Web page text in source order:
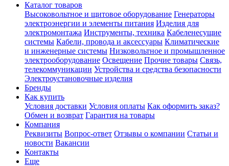
Каталог товаров
Высоковольтное и щитовое оборудование Генераторы
электроэнергии и элементы питания Изделия для
электромонтажа Инструменты, техника Кабеленесущие
системы Кабели, провода и аксессуары Климатические
и инженерные системы Низковольтное и промышленное
электрооборудование Освещение Прочие товары Связь,
телекоммуникации Устройства и средства безопасности
Электроустановочные изделия
Бренды
Как купить
Условия доставки Условия оплаты Как оформить заказ?
Обмен и возврат Гарантия на товары
Компания
Реквизиты Вопрос-ответ Отзывы о компании Статьи и
новости Вакансии
Контакты
Еще